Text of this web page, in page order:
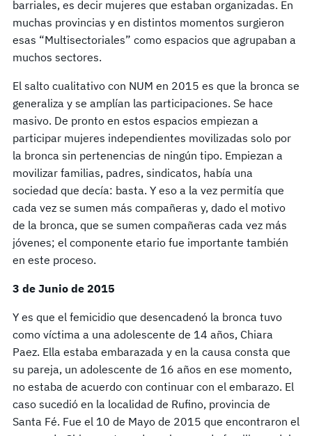
barriales, es decir mujeres que estaban organizadas. En
muchas provincias y en distintos momentos surgieron
esas “Multisectoriales” como espacios que agrupaban a
muchos sectores.
El salto cualitativo con NUM en 2015 es que la bronca se
generaliza y se amplían las participaciones. Se hace
masivo. De pronto en estos espacios empiezan a
participar mujeres independientes movilizadas solo por
la bronca sin pertenencias de ningún tipo. Empiezan a
movilizar familias, padres, sindicatos, había una
sociedad que decía: basta. Y eso a la vez permitía que
cada vez se sumen más compañeras y, dado el motivo
de la bronca, que se sumen compañeras cada vez más
jóvenes; el componente etario fue importante también
en este proceso.
3 de Junio de 2015
Y es que el femicidio que desencadenó la bronca tuvo
como víctima a una adolescente de 14 años, Chiara
Paez. Ella estaba embarazada y en la causa consta que
su pareja, un adolescente de 16 años en ese momento,
no estaba de acuerdo con continuar con el embarazo. El
caso sucedió en la localidad de Rufino, provincia de
Santa Fé. Fue el 10 de Mayo de 2015 que encontraron el